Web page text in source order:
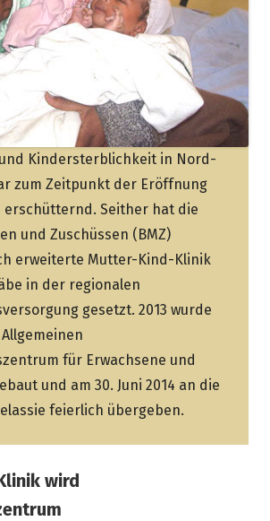
Kindersterblichkeit in Nord-
zum Zeitpunkt der Eröffnung
erschütternd. Seither hat die
und Zuschüssen (BMZ)
erweiterte Mutter-Kind-Klinik
in der regionalen
gesetzt. 2013 wurde
für Erwachsene und
und am 30. Juni 2014 an die
feierlich übergeben.
wird